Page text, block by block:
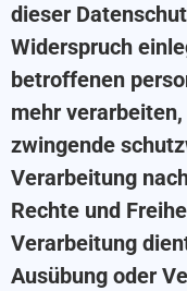
dieser
Widerspruch
betroffenen
mehr
zwingende
Verarbeitung
Rechte und
Verarbeitung
Ausübung oder